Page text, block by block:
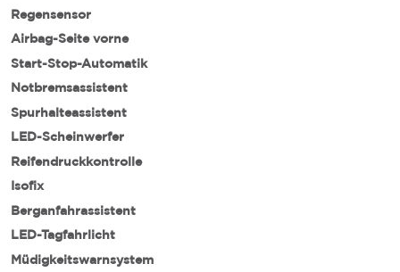
Regensensor
Airbag-Seite vorne
Start-Stop-Automatik
Notbremsassistent
Spurhalteassistent
LED-Scheinwerfer
Reifendruckkontrolle
Isofix
Berganfahrassistent
LED-Tagfahrlicht
Müdigkeitswarnsystem